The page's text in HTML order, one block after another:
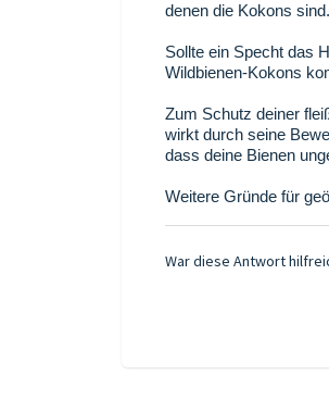
denen die Kokons sind.
Sollte ein Specht das
Wildbienen-Kokons
Zum Schutz deiner
wirkt durch seine
dass deine Bienen
Weitere Gründe für
War diese Antwort